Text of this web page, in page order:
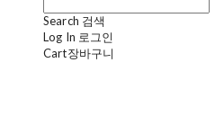
Search 검색
Log In 로그인
Cart장바구니